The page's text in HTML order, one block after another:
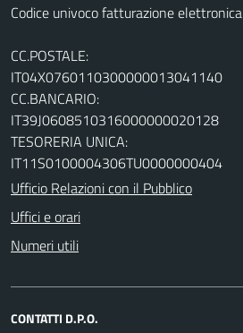
Codice univoco fatturazione
CC.POSTALE:
IT04X0760110300000013041140
CC.BANCARIO:
IT39J0608510316000000020128
TESORERIA UNICA:
IT11S0100004306TU0000000404
Ufficio Relazioni con il Pubblico
Uffici e orari
Numeri utili
CONTATTI D.P.O.